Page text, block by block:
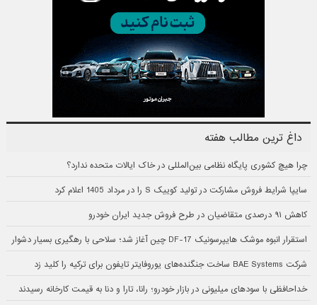
داغ ترین مطالب هفته
چرا هیچ کشوری پایگاه نظامی بین‌المللی در خاک ایالات متحده ندارد؟
سایپا شرایط فروش مشارکت در تولید کوییک S را در مرداد 1405 اعلام کرد
کاهش ۹۱ درصدی متقاضیان در طرح فروش جدید ایران خودرو
استقرار انبوه موشک هایپرسونیک DF-17 چین آغاز شد؛ سلاحی با رهگیری بسیار دشوار
شرکت BAE Systems ساخت جنگنده‌های یوروفایتر تایفون برای ترکیه را کلید زد
خداحافظی با سودهای میلیونی در بازار خودرو؛ رانا، تارا و دنا به قیمت کارخانه رسیدند